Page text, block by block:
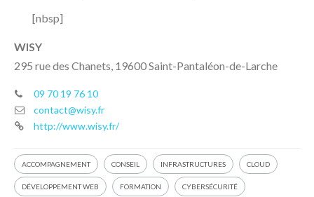
[nbsp]
WISY
295 rue des Chanets, 19600 Saint-Pantaléon-de-Larche
09 70 19 76 10
contact@wisy.fr
http://www.wisy.fr/
ACCOMPAGNEMENT CONSEIL INFRASTRUCTURES CLOUD
DÉVELOPPEMENT WEB FORMATION CYBERSÉCURITÉ